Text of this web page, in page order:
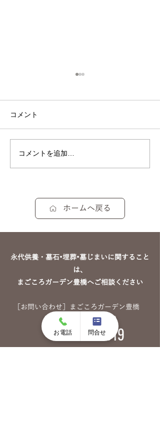
恵みの雨です☔
コメント
コメントを追加…
ホームへ戻る
永代供養・墓石•埋葬•墓じまいに関すること
は、
まごころガーデン豊橋へご相談ください
［お問い合わせ］まごころガーデン豊橋
受付時間 9：00～17：00
0532-29-1919
お電話 問合せ